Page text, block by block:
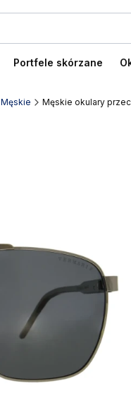
Portfele skórzane
Męskie Męskie okulary